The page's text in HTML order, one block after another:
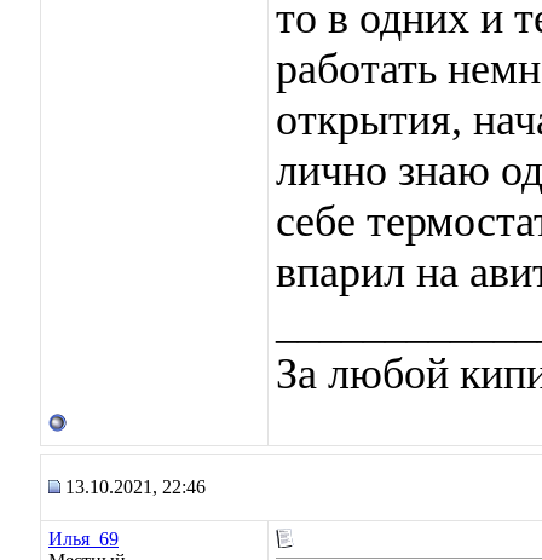
то в одних и
работать
открытия,
лично знаю
себе
впарил на
За любой
13.10.2021, 22:46
Илья_69